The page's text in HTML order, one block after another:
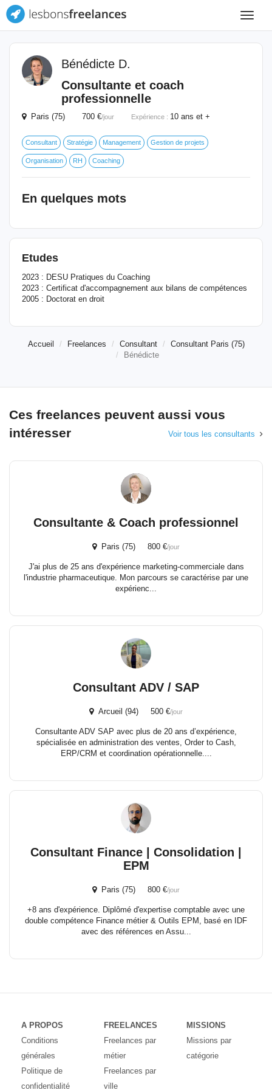
Toggle
Bénédicte D.
Consultante et coach
professionnelle
Paris (75) 700 €/jour Expérience : 10 ans et +
Consultant Stratégie Management Gestion de projets
Organisation RH Coaching
En quelques mots
Etudes
2023 : DESU Pratiques du Coaching
2023 : Certificat d'accompagnement aux bilans de compétences
2005 : Doctorat en droit
Accueil Freelances Consultant
Consultant Paris (75)
Bénédicte
Ces freelances peuvent aussi vous
intéresser
Voir tous les consultants
Consultante & Coach professionnel
Paris (75) 800 €/jour
J'ai plus de 25 ans d'expérience marketing-commerciale dans
l'industrie pharmaceutique. Mon parcours se caractérise par une
expérienc...
Consultant ADV / SAP
Arcueil (94) 500 €/jour
Consultante ADV SAP avec plus de 20 ans d’expérience,
spécialisée en administration des ventes, Order to Cash,
ERP/CRM et coordination opérationnelle....
Consultant Finance | Consolidation |
EPM
Paris (75) 800 €/jour
+8 ans d'expérience. Diplômé d'expertise comptable avec une
double compétence Finance métier & Outils EPM, basé en IDF
avec des références en Assu...
A PROPOS
Conditions
générales
Politique de
confidentialité
FREELANCES
Freelances par
métier
Freelances par
ville
MISSIONS
Missions par
catégorie